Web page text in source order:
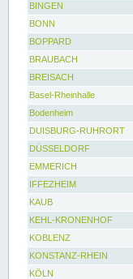
BINGEN
BONN
BOPPARD
BRAUBACH
BREISACH
Basel-Rheinhalle
Bodenheim
DUISBURG-RUHRORT
DÜSSELDORF
EMMERICH
IFFEZHEIM
KAUB
KEHL-KRONENHOF
KOBLENZ
KONSTANZ-RHEIN
KÖLN